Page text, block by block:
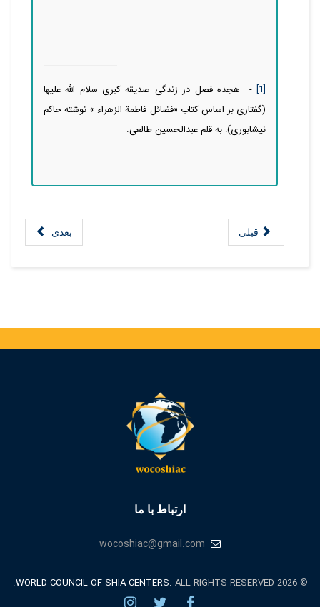
[1]
- هجده فصل در زندگی صدیقه کبری سلام الله علیها
(گفتاری بر اساس کتاب «فضائل فاطمة الزهراء » نوشته حاکم
نیشابوری): به قلم عبدالحسین طالعی.
قبلی بعدی
ارتباط با ما
wocoshiac@gmail.com
© 2026
WORLD COUNCIL OF SHIA CENTERS. ALL RIGHTS RESERVED.